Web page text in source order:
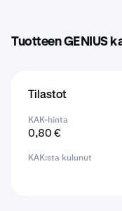
Tuotteen GENIUS
Tilastot
KAK-hinta
0,80 €
KAK:sta kulunut